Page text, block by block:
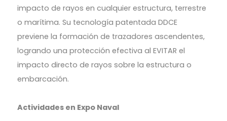
impacto de rayos en cualquier estructura, terrestre
o marítima. Su tecnología patentada DDCE
previene la formación de trazadores ascendentes,
logrando una protección efectiva al EVITAR el
impacto directo de rayos sobre la estructura o
embarcación.
Actividades en Expo Naval